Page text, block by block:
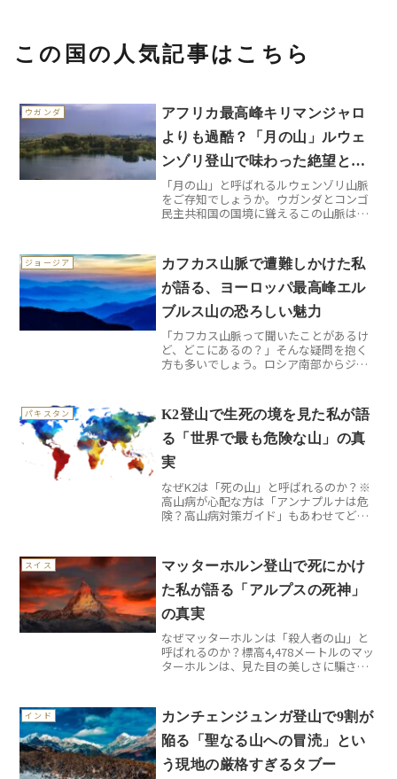
この国の人気記事はこちら
ウガンダ
アフリカ最高峰キリマンジャロ
よりも過酷？「月の山」ルウェ
ンゾリ登山で味わった絶望と感
動
「月の山」と呼ばれるルウェンゾリ山脈
をご存知でしょうか。ウガンダとコンゴ
民主共和国の国境に聳えるこの山脈は、
か日本ではほとんど知られていません。
しかし実際に登ってみると...
ジョージア
カフカス山脈で遭難しかけた私
が語る、ヨーロッパ最高峰エル
ブルス山の恐ろしい魅力
「カフカス山脈って聞いたことがあるけ
ど、どこにあるの？」そんな疑問を抱く
方も多いでしょう。ロシア南部からジョ
トルに渡って連なるこの山脈は、実はヨ
ーロッパ最高峰のエル...
パキスタン
K2登山で生死の境を見た私が語
る「世界で最も危険な山」の真
実
なぜK2は「死の山」と呼ばれるのか？※
高山病が心配な方は「アンナプルナは危
険？高山病対策ガイド」もあわせてどう
うか。標高8,611メートルのK2は、パキス
タンと中国の...
スイス
マッターホルン登山で死にかけ
た私が語る「アルプスの死神」
の真実
なぜマッターホルンは「殺人者の山」と
呼ばれるのか？標高4,478メートルのマッ
ターホルンは、見た目の美しさに騙され
2019年夏、ヘルンリ稜ルートで遭難しか
けた一人で...
インド
カンチェンジュンガ登山で9割が
陥る「聖なる山への冒涜」とい
う現地の厳格すぎるタブー